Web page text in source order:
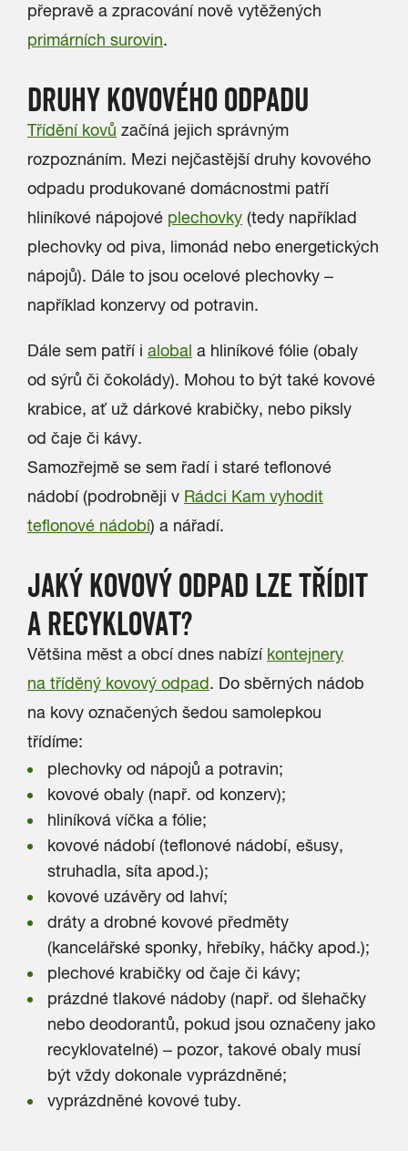
přepravě a zpracování nově vytěžených
primárních surovin.
DRUHY KOVOVÉHO ODPADU
Třídění kovů začíná jejich správným
rozpoznáním. Mezi nejčastější druhy kovového
odpadu produkované domácnostmi patří
hliníkové nápojové plechovky (tedy například
plechovky od piva, limonád nebo energetických
nápojů). Dále to jsou ocelové plechovky –
například konzervy od potravin.
Dále sem patří i alobal a hliníkové fólie (obaly
od sýrů či čokolády). Mohou to být také kovové
krabice, ať už dárkové krabičky, nebo piksly
od čaje či kávy.
Samozřejmě se sem řadí i staré teflonové
nádobí (podrobněji v Rádci Kam vyhodit
teflonové nádobí) a nářadí.
JAKÝ KOVOVÝ ODPAD LZE TŘÍDIT
A RECYKLOVAT?
Většina měst a obcí dnes nabízí kontejnery
na tříděný kovový odpad. Do sběrných nádob
na kovy označených šedou samolepkou
třídíme:
plechovky od nápojů a potravin;
kovové obaly (např. od konzerv);
hliníková víčka a fólie;
kovové nádobí (teflonové nádobí, ešusy,
struhadla, síta apod.);
kovové uzávěry od lahví;
dráty a drobné kovové předměty
(kancelářské sponky, hřebíky, háčky apod.);
plechové krabičky od čaje či kávy;
prázdné tlakové nádoby (např. od šlehačky
nebo deodorantů, pokud jsou označeny jako
recyklovatelné) – pozor, takové obaly musí
být vždy dokonale vyprázdněné;
vyprázdněné kovové tuby.